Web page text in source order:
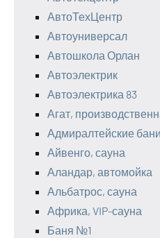
АвтоТехЦентр
Автоуниверсал
Автошкола Орлан
Автоэлектрик
Автоэлектрика 83
Агат,
Адмиралтейские бани
Айвенго, сауна
Аландар, автомойка
Альбатрос, сауна
Африка, VIP-сауна
Баня №1